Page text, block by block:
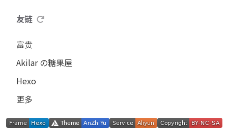
友链
富贵
Akilar の糖果屋
Hexo
更多